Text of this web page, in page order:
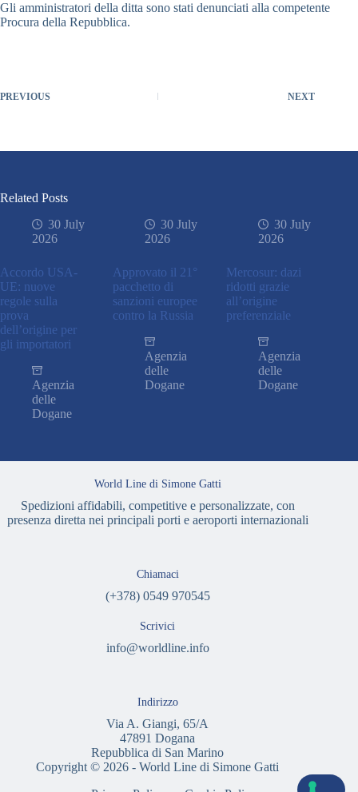
Gli amministratori della ditta sono stati denunciati alla competente
Procura della Repubblica.
PREVIOUS NEXT
Related Posts
30 July
2026
Accordo USA-
UE: nuove
regole sulla
prova
dell’origine per
gli importatori
Agenzia
delle
Dogane
30 July
2026
Approvato il 21°
pacchetto di
sanzioni europee
contro la Russia
Agenzia
delle
Dogane
30 July
2026
Mercosur: dazi
ridotti grazie
all’origine
preferenziale
Agenzia
delle
Dogane
World Line di Simone Gatti
Spedizioni affidabili, competitive e personalizzate, con
presenza diretta nei principali porti e aeroporti internazionali
Chiamaci
(+378) 0549 970545
Scrivici
info@worldline.info
Indirizzo
Via A. Giangi, 65/A
47891 Dogana
Repubblica di San Marino
Copyright © 2026 - World Line di Simone Gatti